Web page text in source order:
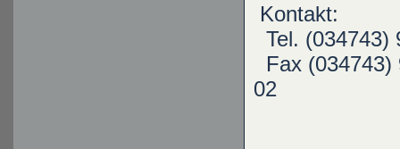
Kontakt:
Tel.
Fax (034743)